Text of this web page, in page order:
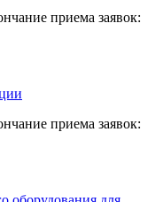
приема заявок:
приема заявок: